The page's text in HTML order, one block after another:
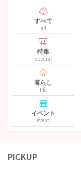
すべて
all
特集
special
暮らし
life
イベント
event
PICKUP